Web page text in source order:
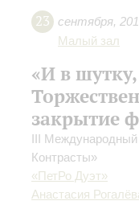
23 сентября,
Малый зал
«И в
закрытие
III Международный
Контрасты»
«ПетРо Дуэт»
Анастасия